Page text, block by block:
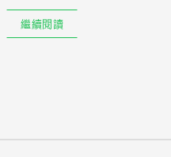
繼續閱讀